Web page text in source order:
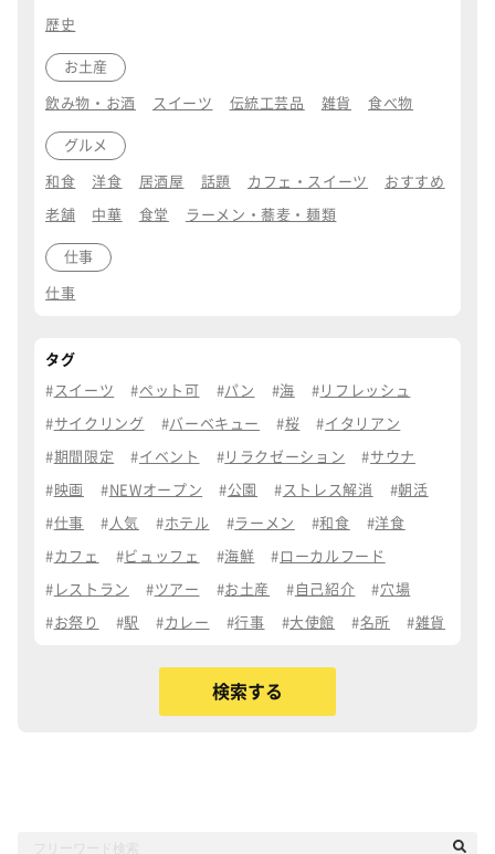
歴史
お土産
飲み物・お酒 スイーツ 伝統工芸品 雑貨 食べ物
グルメ
和食 洋食 居酒屋 話題 カフェ・スイーツ おすすめ
老舗 中華 食堂 ラーメン・蕎麦・麺類
仕事
仕事
タグ
スイーツ ペット可 パン 海 リフレッシュ
サイクリング バーベキュー 桜 イタリアン
期間限定 イベント リラクゼーション サウナ
映画 NEWオープン 公園 ストレス解消 朝活
仕事 人気 ホテル ラーメン 和食 洋食
カフェ ビュッフェ 海鮮 ローカルフード
レストラン ツアー お土産 自己紹介 穴場
お祭り 駅 カレー 行事 大使館 名所 雑貨